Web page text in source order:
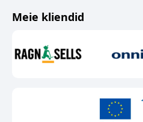
Meie kliendid